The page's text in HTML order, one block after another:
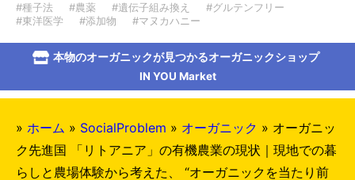
#種子法 #農薬 #遺伝子組み換え
#グルテンフリー
#東洋医学
#添加物 #マヌカハニー
本物のオーガニックが見つかるオーガニックショップ
IN YOU Market
» ホーム » SocialProblem » オーガニック » オーガニッ
ク先進国 「リトアニア」の有機農業の現状｜現地での暮
らしと農場体験から考えた、 “オーガニックを当たり前